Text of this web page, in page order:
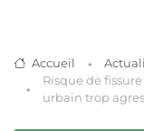
Accueil
Risque de
urbain trop